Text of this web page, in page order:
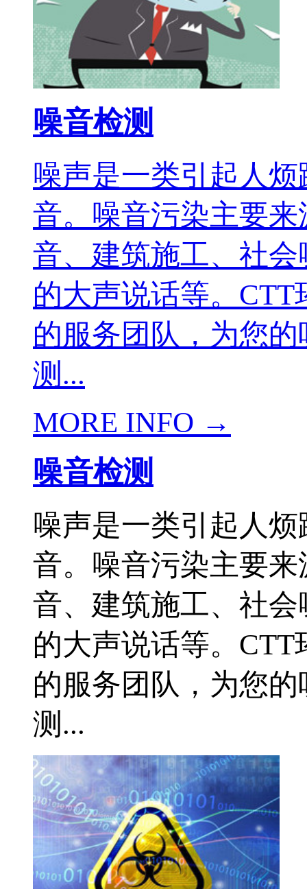
噪音检测
噪声是一类引起人
音。噪音污染主要
音、建筑施工、社
的大声说话等。
的服务团队，为您
测...
MORE INFO →
噪音检测
噪声是一类引起人
音。噪音污染主要
音、建筑施工、社
的大声说话等。
的服务团队，为您
测...